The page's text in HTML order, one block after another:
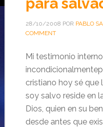
28/10/2008 POR PABLO
COMMENT
Mi testimonio
cristiano hoy sé que
soy salvo reside en
Dios, quien en su
desde antes que